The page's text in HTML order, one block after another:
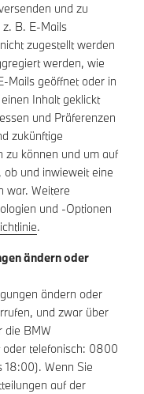
und zu
B. E-Mails
zugestellt werden
werden, wie
Mails geöffnet oder in
Inhalt geklickt
und Präferenzen
zukünftige
zu können und um auf
ob und inwieweit eine
war. Weitere
und -Optionen
.
ändern oder
ändern oder
und zwar über
die BMW
oder telefonisch: 0800
18:00). Wenn Sie
auf der